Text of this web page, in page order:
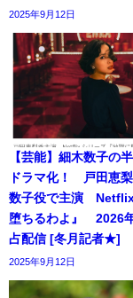
2025年9月12日
【芸能】細木数子の
ドラマ化！ 戸田恵
数子役で主演 Netflix
堕ちるわよ』 2026
占配信 [冬月記者★]
2025年9月12日